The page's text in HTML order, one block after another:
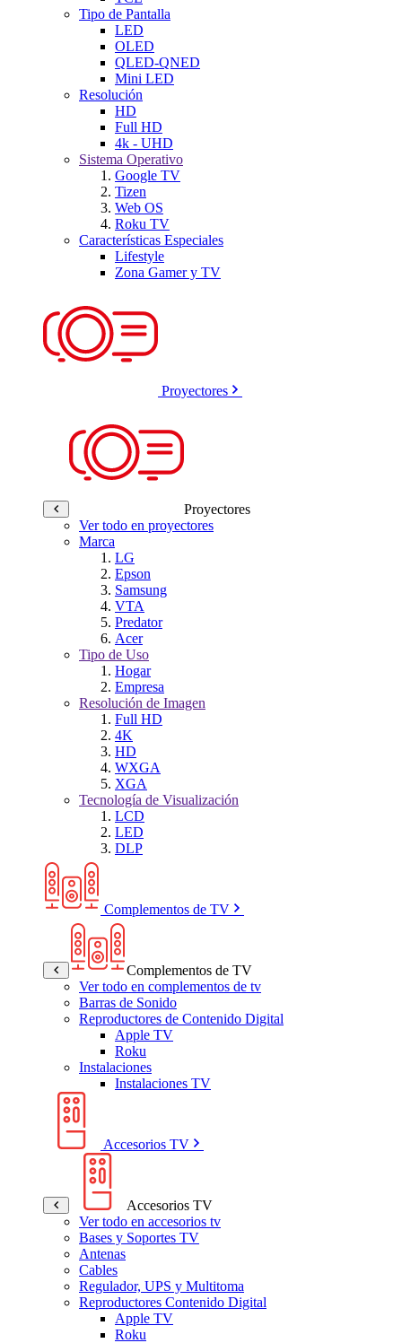
Tipo de Pantalla
LED
OLED
QLED-QNED
Mini LED
Resolución
HD
Full HD
4k - UHD
Sistema Operativo
Google TV
Tizen
Web OS
Roku TV
Características Especiales
Lifestyle
Zona Gamer y TV
Proyectores
Proyectores
Ver todo en proyectores
Marca
LG
Epson
Samsung
VTA
Predator
Acer
Tipo de Uso
Hogar
Empresa
Resolución de Imagen
Full HD
4K
HD
WXGA
XGA
Tecnología de Visualización
LCD
LED
DLP
Complementos de TV
Complementos de TV
Ver todo en complementos de tv
Barras de Sonido
Reproductores de Contenido Digital
Apple TV
Roku
Instalaciones
Instalaciones TV
Accesorios TV
Accesorios TV
Ver todo en accesorios tv
Bases y Soportes TV
Antenas
Cables
Regulador, UPS y Multitoma
Reproductores Contenido Digital
Apple TV
Roku